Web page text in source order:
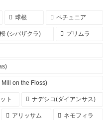
球根 ペチュニア
(シバザクラ) プリムラ
on the Floss)
ト ナデシコ(ダイアンサス)
アリッサム ネモフィラ